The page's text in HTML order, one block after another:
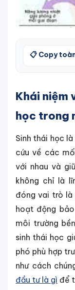
📋 Copy
Khái niệm
học trong
Sinh thái học
cứu về các
với nhau và
không chỉ là
đóng vai trò
hoạt động
môi trường
sinh thái học
phó phù hợp
như cách
đầu tư là gì để